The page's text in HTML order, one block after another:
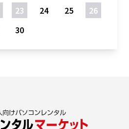
23 24 25
26
30